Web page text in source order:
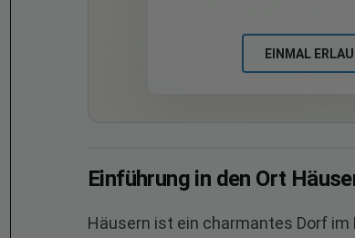
EINMAL
Einführung in den Ort
Häusern ist ein charmantes Dorf